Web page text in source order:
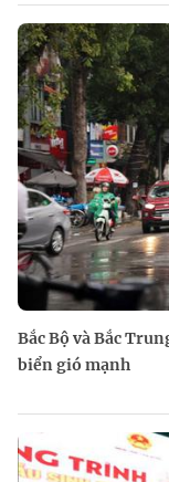
Bắc Bộ và Bắc
biển gió mạnh